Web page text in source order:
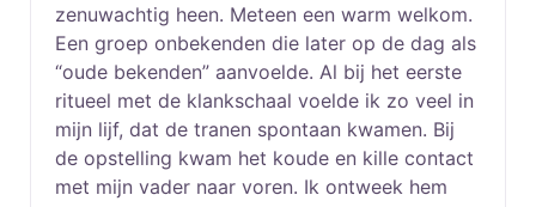
zenuwachtig heen. Meteen een warm welkom.
Een groep onbekenden die later op de dag als
“oude bekenden” aanvoelde. Al bij het eerste
ritueel met de klankschaal voelde ik zo veel in
mijn lijf, dat de tranen spontaan kwamen. Bij
de opstelling kwam het koude en kille contact
met mijn vader naar voren. Ik ontweek hem